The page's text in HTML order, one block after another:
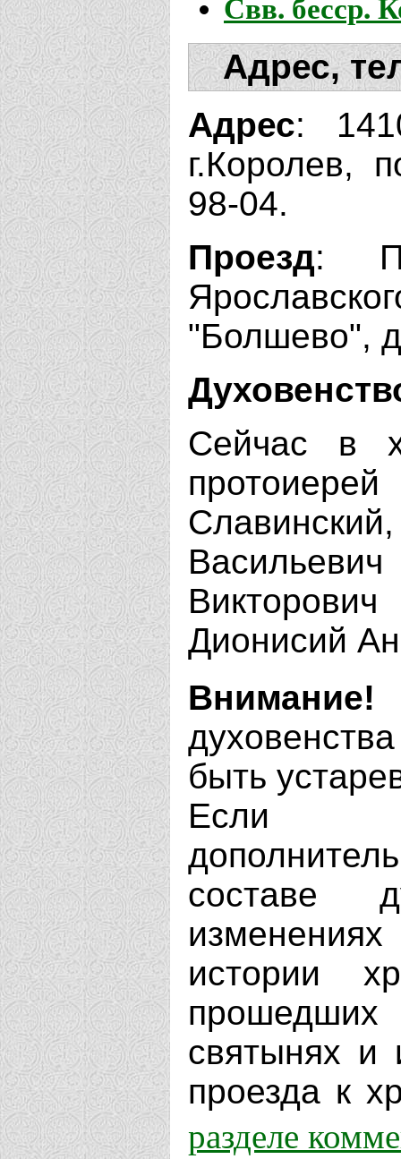
Адрес,
Адрес:
г.Королев,
98-04.
Проезд:
"Болшево",
Сейчас в
Дионисий
Внимание!
быть
Если
составе
истории
святынях и
проезда к
разделе